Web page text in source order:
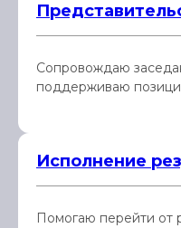
Сопровождаю
поддерживаю
Исполнение
Помогаю перейти от